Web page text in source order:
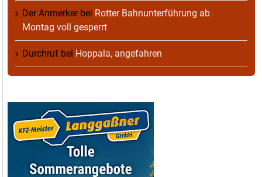
Der Anmerkerbei Rotter Bahnunterführung ab
Montag voll gesperrt
Durchruf bei Hoppala, angefahren